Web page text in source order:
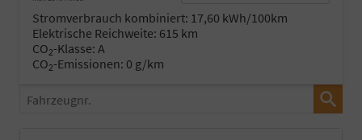
Stromverbrauch kombiniert: 17,60 kWh/100km
Elektrische Reichweite: 615 km
CO2-Klasse: A
CO2-Emissionen: 0 g/km
Fahrzeugnr.